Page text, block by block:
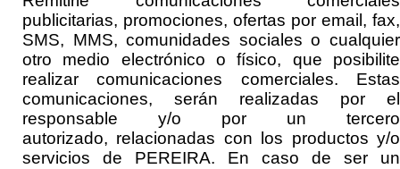
publicitarias, promociones, ofertas por email, fax,
SMS, MMS, comunidades sociales o cualquier
otro medio electrónico o físico, que posibilite
realizar comunicaciones comerciales. Estas
comunicaciones, serán realizadas por el
responsable y/o por un tercero
autorizado, relacionadas con los productos y/o
servicios de PEREIRA.
En caso de ser un